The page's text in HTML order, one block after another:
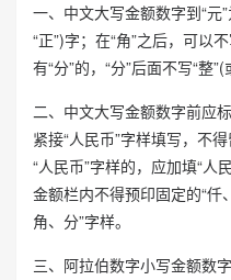
一、中文大写金额数字到“元
“正”)字；在“角”之后，可以
有“分”的，“分”后面不写“整”(
二、中文大写金额数字前应
紧接“人民币”字样填写，不
“人民币”字样的，应加填“人
金额栏内不得预印固定的“仟
角、分”字样。
三、阿拉伯数字小写金额数